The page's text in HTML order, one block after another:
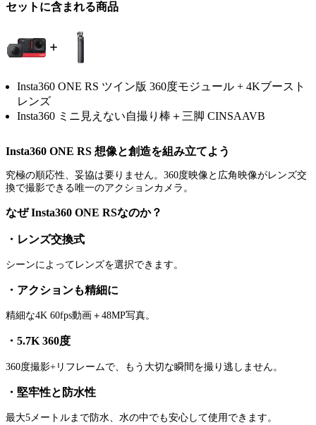
セットに含まれる商品
Insta360 ONE RS ツイン版 360度モジュール + 4Kブースト
レンズ
Insta360 ミニ見えない自撮り棒＋三脚 CINSAAVB
Insta360 ONE RS 想像と創造を組み立てよう
究極の順応性、妥協は要りません。360度映像と広角映像がレンズ交
換で撮影できる唯一のアクションカメラ。
なぜ Insta360 ONE RSなのか？
・レンズ交換式
シーンによってレンズを選択できます。
・アクションも精細に
精細な4K 60fps動画＋48MP写真。
・5.7K 360度
360度撮影+リフレームで、もう大切な瞬間を撮り逃しません。
・堅牢性と防水性
最大5メートルまで防水、水の中でも安心して使用できます。